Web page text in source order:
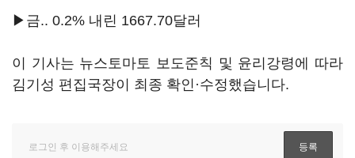
▶금.. 0.2% 내린 1667.70달러
이 기사는 뉴스토마토 보도준칙 및 윤리강령에 따라
김기성 편집국장이 최종 확인·수정했습니다.